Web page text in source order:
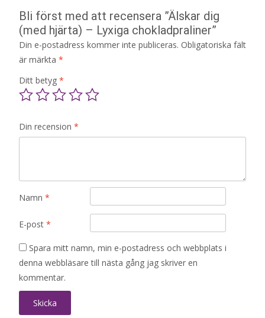
Bli först med att recensera ”Älskar dig
(med hjärta) – Lyxiga chokladpraliner”
Din e-postadress kommer inte publiceras. Obligatoriska fält
är märkta *
Ditt betyg *
Din recension *
Namn *
E-post *
Spara mitt namn, min e-postadress och webbplats i
denna webbläsare till nästa gång jag skriver en
kommentar.